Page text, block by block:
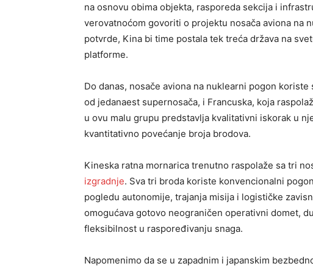
na osnovu obima objekta, rasporeda sekcija i
verovatnoćom govoriti o projektu nosača aviona na
potvrde, Kina bi time postala tek treća država na
platforme.
Do danas, nosače aviona na nuklearni pogon
od jedanaest supernosača, i Francuska, koja
u ovu malu grupu predstavlja kvalitativni iskorak u
kvantitativno povećanje broja brodova.
Kineska ratna mornarica trenutno raspolaže sa tri
izgradnje. Sva tri broda koriste konvencionalni
pogledu autonomije, trajanja misija i logističke
omogućava gotovo neograničen operativni domet,
fleksibilnost u raspoređivanju snaga.
Napomenimo da se u zapadnim i japanskim